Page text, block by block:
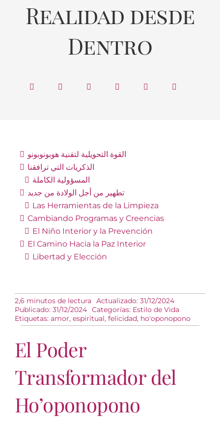
Realidad desde
Dentro
القوة التحويلية لتقنية هوبونوبونو
الذكريات التي ترافقنا
المسؤولية الكاملة
تطهير من أجل الولادة من جديد
Las Herramientas de la Limpieza
Cambiando Programas y Creencias
El Niño Interior y la Prevención
El Camino Hacia la Paz Interior
Libertad y Elección
2,6 minutos de lectura
Actualizado: 31/12/2024
Publicado: 31/12/2024 Categorías: Estilo de Vida
Etiquetas: amor, espiritual, felicidad, ho'oponopono
El Poder
Transformador del
Ho’oponopono